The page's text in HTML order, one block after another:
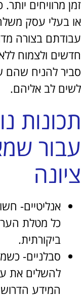
מרוויחים יותר.
עסק
בצורה
ולצמוח ללא
להניח שהם
לב אליהם.
אנליטיים- חשוב
כל מטלת הערכה
ביקורתית.
סבלניים-
להשלים את
המידע הדרוש